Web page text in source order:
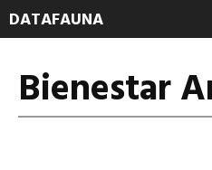
DATAFAUNA
Bienestar